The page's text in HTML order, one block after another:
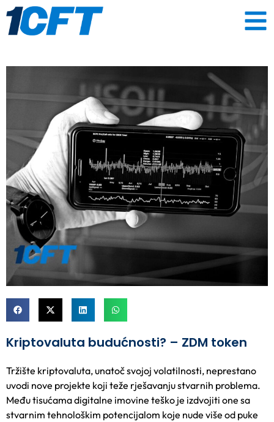
Kriptovaluta budućnosti? – ZDM token
Tržište kriptovaluta, unatoč svojoj volatilnosti, neprestano
uvodi nove projekte koji teže rješavanju stvarnih problema.
Među tisućama digitalne imovine teško je izdvojiti one sa
stvarnim tehnološkim potencijalom koje nude više od puke